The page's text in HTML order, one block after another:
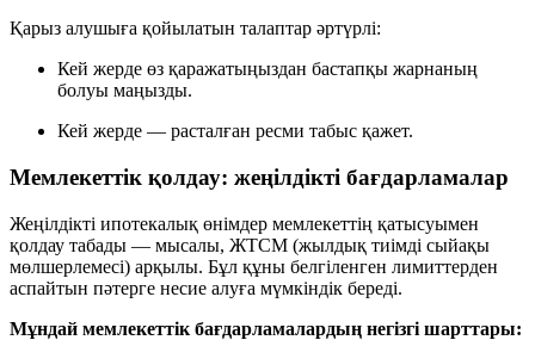
Қарыз алушыға қойылатын талаптар әртүрлі:
Кей жерде өз қаражатыңыздан бастапқы жарнаның
болуы маңызды.
Кей жерде — расталған ресми табыс қажет.
Мемлекеттік қолдау: жеңілдікті бағдарламалар
Жеңілдікті ипотекалық өнімдер мемлекеттің қатысуымен
қолдау табады — мысалы, ЖТСМ (жылдық тиімді сыйақы
мөлшерлемесі) арқылы. Бұл құны белгіленген лимиттерден
аспайтын пәтерге несие алуға мүмкіндік береді.
Мұндай мемлекеттік бағдарламалардың негізгі шарттары: